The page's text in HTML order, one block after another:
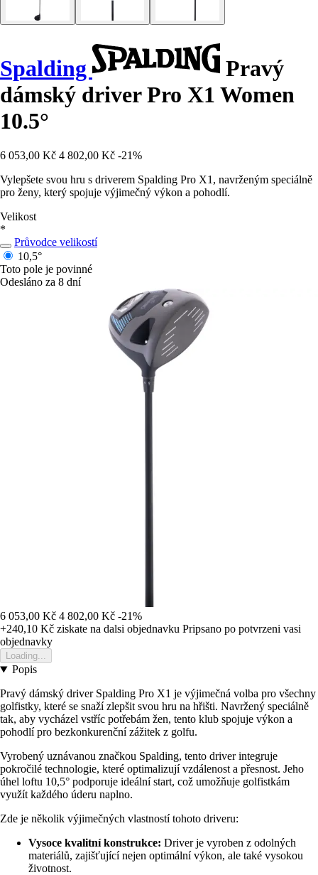
Spalding
Pravý
dámský driver Pro X1 Women
10.5°
6 053,00 Kč 4 802,00 Kč -21%
Vylepšete svou hru s driverem Spalding Pro X1, navrženým speciálně
pro ženy, který spojuje výjimečný výkon a pohodlí.
Velikost
*
Průvodce velikostí
10,5°
Toto pole je povinné
Odesláno za 8 dní
6 053,00 Kč 4 802,00 Kč -21%
+240,10 Kč ziskate na dalsi objednavku Pripsano po potvrzeni vasi
objednavky
Loading...
Popis
Pravý dámský driver Spalding Pro X1 je výjimečná volba pro všechny
golfistky, které se snaží zlepšit svou hru na hřišti. Navržený speciálně
tak, aby vycházel vstříc potřebám žen, tento klub spojuje výkon a
pohodlí pro bezkonkurenční zážitek z golfu.
Vyrobený uznávanou značkou Spalding, tento driver integruje
pokročilé technologie, které optimalizují vzdálenost a přesnost. Jeho
úhel loftu 10,5° podporuje ideální start, což umožňuje golfistkám
využít každého úderu naplno.
Zde je několik výjimečných vlastností tohoto driveru:
Vysoce kvalitní konstrukce: Driver je vyroben z odolných
materiálů, zajišťující nejen optimální výkon, ale také vysokou
životnost.